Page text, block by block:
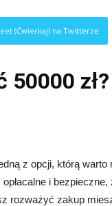
(Ćwierkaj) na Twitterze
50000 zł?
z opcji, którą
i
rozważyć zakup